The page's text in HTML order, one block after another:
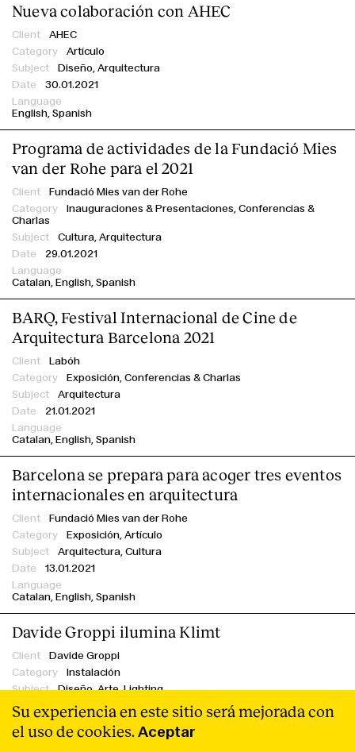
Nueva colaboración con AHEC
AHEC
Artículo
Diseño, Arquitectura
30.01.2021
English Spanish
Programa de actividades de la Fundació Mies
van der Rohe para el 2021
Fundació Mies van der Rohe
Inauguraciones & Presentaciones, Conferencias &
Charlas
Cultura, Arquitectura
29.01.2021
Catalan English Spanish
BARQ, Festival Internacional de Cine de
Arquitectura Barcelona 2021
Labóh
Exposición, Conferencias & Charlas
Arquitectura
21.01.2021
Catalan English Spanish
Barcelona se prepara para acoger tres eventos
internacionales en arquitectura
Fundació Mies van der Rohe
Exposición, Artículo
Arquitectura, Cultura
13.01.2021
Catalan English Spanish
Davide Groppi ilumina Klimt
Davide Groppi
Instalación
Diseño, Arte, Lighting
12.01.2021
Spanish Filtro
Su experiencia en este sitio será mejorada con
el uso de cookies. Aceptar